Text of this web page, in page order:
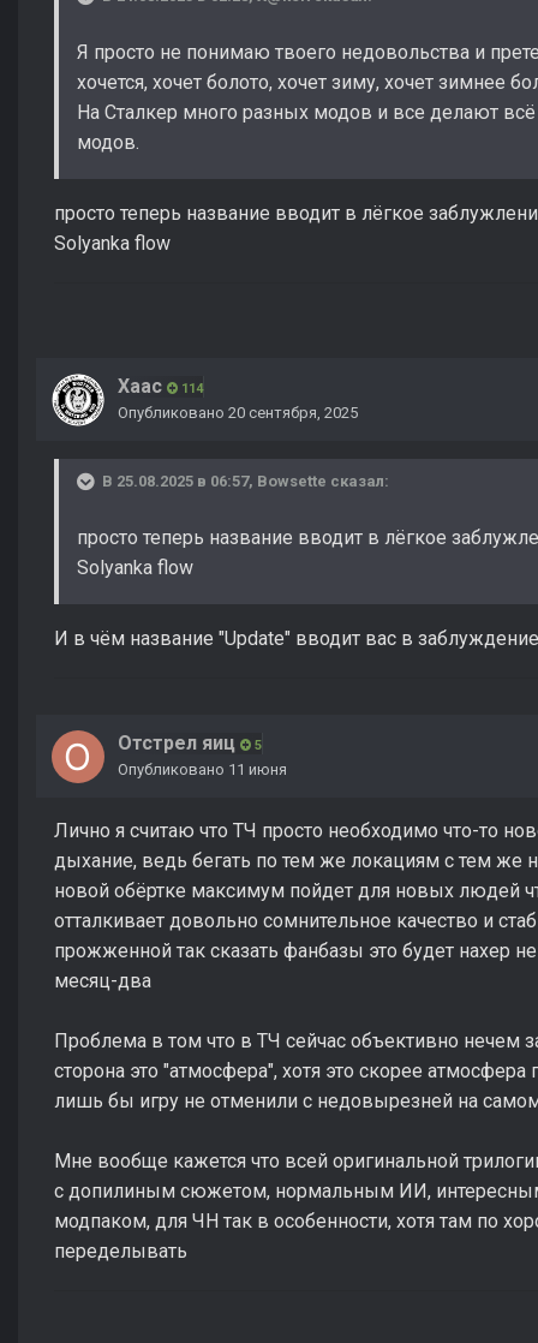
Я просто не понимаю твоего недовольства и
хочется, хочет болото, хочет зиму, хочет зимнее
На Сталкер много разных модов и все делают
модов.
просто теперь название вводит в лёгкое
Solyanka flow
Хаас 114
Опубликовано 20 сентября, 2025
В 25.08.2025 в 06:57, Bowsette сказал:
просто теперь название вводит в лёгкое
Solyanka flow
И в чём название "Update" вводит вас в
Отстрел яиц 5
Опубликовано 11 июня
Лично я считаю что ТЧ просто необходимо что-то
дыхание, ведь бегать по тем же локациям с тем
новой обёртке максимум пойдет для новых людей
отталкивает довольно сомнительное качество и
прожженной так сказать фанбазы это будет нахер
месяц-два
Проблема в том что в ТЧ сейчас объективно нечем
сторона это "атмосфера", хотя это скорее
лишь бы игру не отменили с недовырезней на
Мне вообще кажется что всей оригинальной
с допилиным сюжетом, нормальным ИИ,
модпаком, для ЧН так в особенности, хотя там по
переделывать